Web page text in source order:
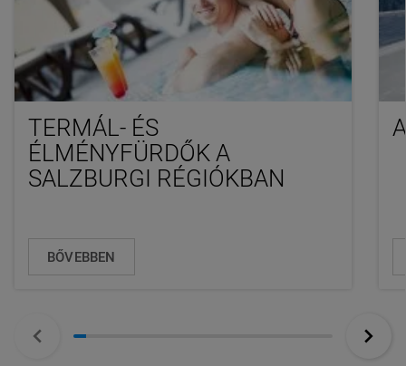
TERMÁL- ÉS
ÉLMÉNYFÜRDŐK A
SALZBURGI RÉGIÓKBAN
BŐVEBBEN